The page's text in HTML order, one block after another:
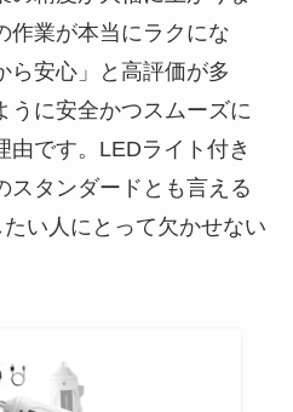
作業が本当にラクにな
ら安心」と高評価が多
うに安全かつスムーズに
由です。LEDライト付き
スタンダードとも言える
い人にとって欠かせない